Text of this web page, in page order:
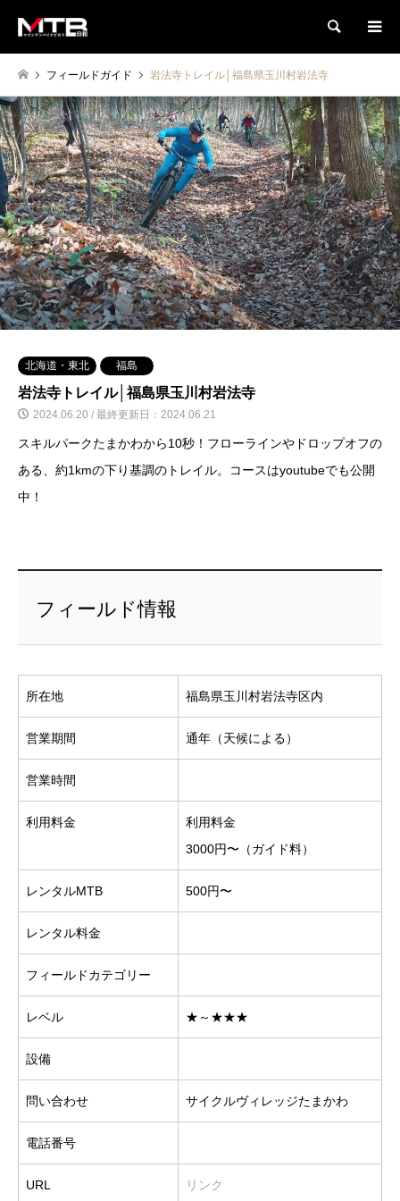
検索
フィールドガイド 岩法寺トレイル│福島県玉川村岩法寺
北海道・東北 福島
岩法寺トレイル│福島県玉川村岩法寺
2024.06.20 / 最終更新日：2024.06.21
スキルパークたまかわから10秒！フローラインやドロップオフの
ある、約1kmの下り基調のトレイル。コースはyoutubeでも公開
中！
フィールド情報
所在地 福島県玉川村岩法寺区内
営業期間 通年（天候による）
営業時間
利用料金
利用料金
3000円〜（ガイド料）
レンタルMTB 500円〜
レンタル料金
フィールドカテゴリー
レベル ★～★★★
設備
問い合わせ サイクルヴィレッジたまかわ
電話番号
URL リンク